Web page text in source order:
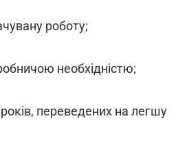
роботу;
необхідністю;
переведених на легшу